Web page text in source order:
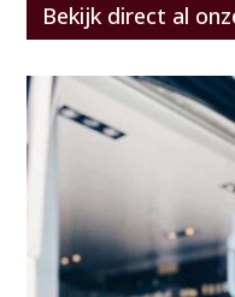
Bekijk direct al